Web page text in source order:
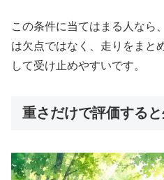
この条件に当てはまる人なら
は欠点ではなく、走りをまと
して受け止めやすいです。
重さだけで評価する